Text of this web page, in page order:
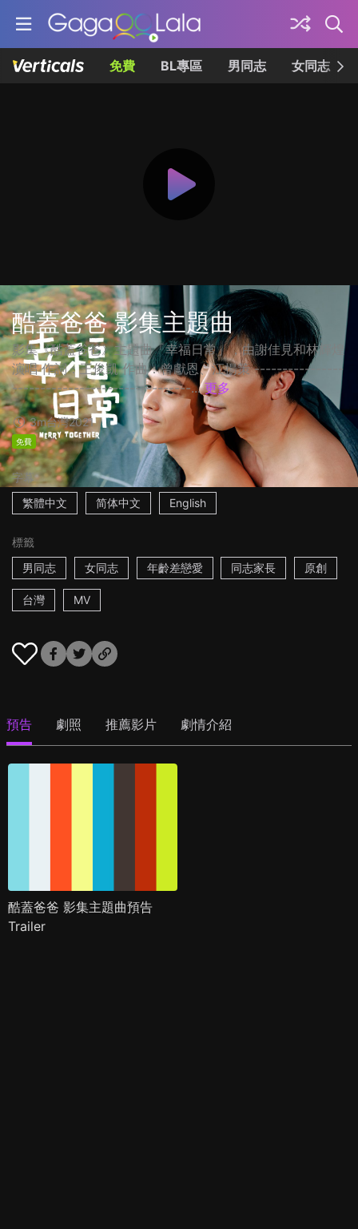
免費 BL專區 男同志 女同志
酷蓋爸爸 影集主題曲
影集《酷蓋爸爸》主題曲「幸福日常」，由謝佳見和林輝煌
演唱 作詞：王俊凱 作曲：曾獻恩、江揚策 ----------------
--------------------------------... 更多
3m台灣2021
免費
字幕
繁體中文
简体中文 English
標籤
男同志
女同志 年齡差戀愛 同志家長 原創
台灣 MV
預告 劇照 推薦影片 劇情介紹
酷蓋爸爸 影集主題曲預告
Trailer